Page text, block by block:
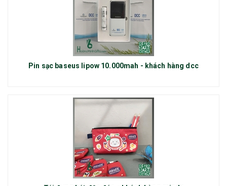
Pin sạc baseus lipow 10.000mah - khách hàng dcc